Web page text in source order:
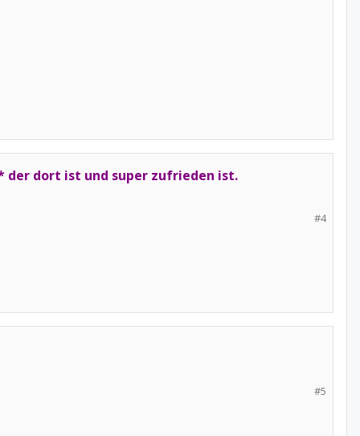
der dort ist und super zufrieden ist.
#4
#5